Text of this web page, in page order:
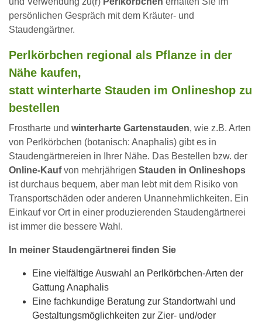
persönlichen Gespräch mit dem Kräuter- und
Staudengärtner.
Perlkörbchen regional als Pflanze in der
Nähe kaufen,
statt winterharte Stauden im Onlineshop zu
bestellen
Frostharte und winterharte Gartenstauden, wie z.B. Arten
von Perlkörbchen (botanisch: Anaphalis) gibt es in
Staudengärtnereien in Ihrer Nähe. Das Bestellen bzw. der
Online-Kaufvon mehrjährigen Stauden in Onlineshops
ist durchaus bequem, aber man lebt mit dem Risiko von
Transportschäden oder anderen Unannehmlichkeiten. Ein
Einkauf vor Ort in einer produzierenden Staudengärtnerei
ist immer die bessere Wahl.
In meiner Staudengärtnerei finden Sie
Eine vielfältige Auswahl an Perlkörbchen-Arten der
Gattung Anaphalis
Eine fachkundige Beratung zur Standortwahl und
Gestaltungsmöglichkeiten zur Zier- und/oder